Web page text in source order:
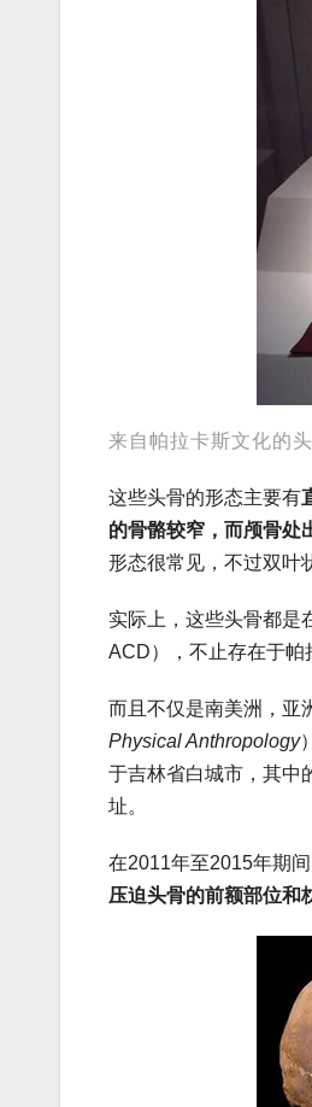
来自帕拉卡斯文化的
这些头骨的形态主要有
的骨骼较窄，而颅骨处
形态很常见，不过双叶
实际上，这些头骨都是
ACD），不止存在于帕
而且不仅是南美洲，亚
Physical Anthropology
于吉林省白城市，其中
址。
在2011年至2015年期
压迫头骨的前额部位和